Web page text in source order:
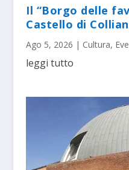
Il “Borgo delle
Castello di
Ago 5, 2026 | Cultura,
leggi tutto